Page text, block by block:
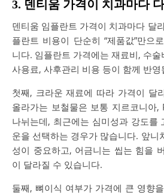
3. 덴티움 가격이 치과마다
덴티움 임플란트 가격이 치과마다 달
플란트 비용이 단순히 “제품값”만으
니다. 임플란트 가격에는 재료비, 수
사용료, 사후관리 비용 등이 함께 반영
첫째, 크라운 재료에 따라 가격이 달
올라가는 보철물은 보통 지르코니아,
나뉘는데, 최근에는 심미성과 강도를
운을 선택하는 경우가 많습니다. 앞니
성이 중요하고, 어금니는 씹는 힘을
이 달라질 수 있습니다.
둘째, 뼈이식 여부가 가격에 큰 영향